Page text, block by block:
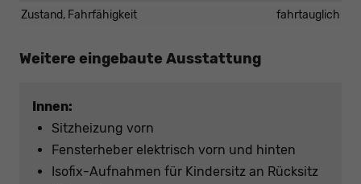
Zustand, Fahrfähigkeit
fahrtauglich
Weitere eingebaute Ausstattung
Innen:
Sitzheizung vorn
Fensterheber elektrisch vorn und hinten
Isofix-Aufnahmen für Kindersitz an Rücksitz